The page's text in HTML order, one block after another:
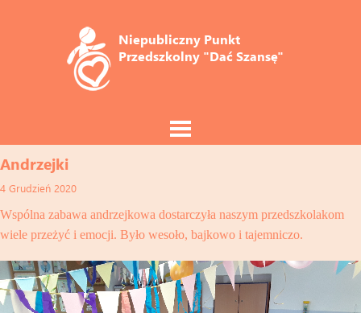
Niepubliczny Punkt
Przedszkolny "Dać Szansę"
Andrzejki
4 Grudzień 2020
Wspólna zabawa andrzejkowa dostarczyła naszym przedszkolakom
wiele przeżyć i emocji. Było wesoło, bajkowo i tajemniczo.